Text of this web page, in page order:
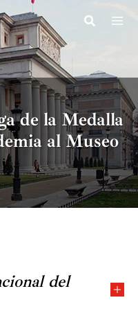
de la Medalla
al Museo
del